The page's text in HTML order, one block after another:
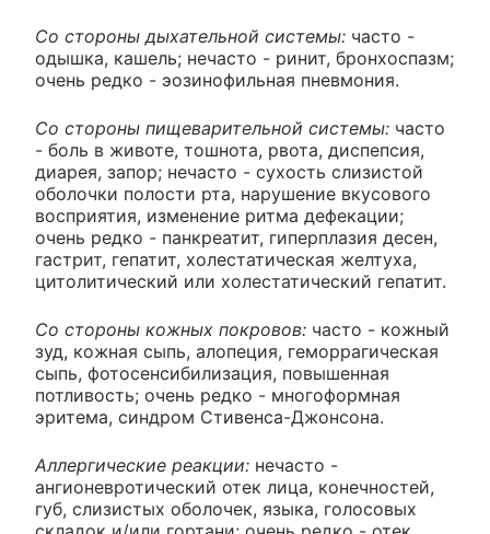
Со стороны дыхательной системы: часто -
одышка, кашель; нечасто - ринит, бронхоспазм;
очень редко - эозинофильная пневмония.
Со стороны пищеварительной системы: часто
- боль в животе, тошнота, рвота, диспепсия,
диарея, запор; нечасто - сухость слизистой
оболочки полости рта, нарушение вкусового
восприятия, изменение ритма дефекации;
очень редко - панкреатит, гиперплазия десен,
гастрит, гепатит, холестатическая желтуха,
цитолитический или холестатический гепатит.
Со стороны кожных покровов: часто - кожный
зуд, кожная сыпь, алопеция, геморрагическая
сыпь, фотосенсибилизация, повышенная
потливость; очень редко - многоформная
эритема, синдром Стивенса-Джонсона.
Аллергические реакции: нечасто -
ангионевротический отек лица, конечностей,
губ, слизистых оболочек, языка, голосовых